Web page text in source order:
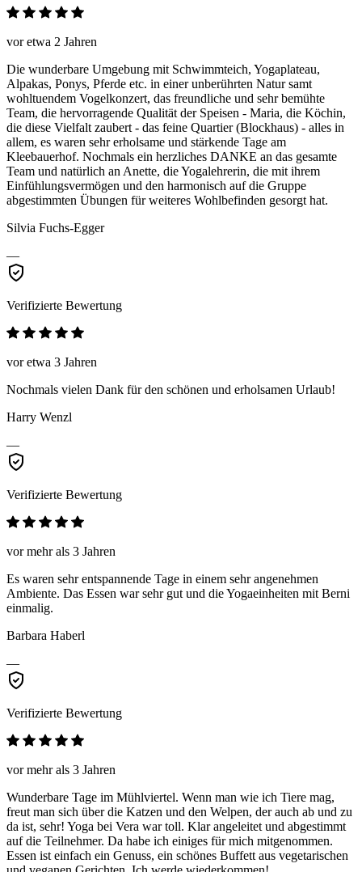
vor etwa 2 Jahren
Die wunderbare Umgebung mit Schwimmteich, Yogaplateau,
Alpakas, Ponys, Pferde etc. in einer unberührten Natur samt
wohltuendem Vogelkonzert, das freundliche und sehr bemühte
Team, die hervorragende Qualität der Speisen - Maria, die Köchin,
die diese Vielfalt zaubert - das feine Quartier (Blockhaus) - alles in
allem, es waren sehr erholsame und stärkende Tage am
Kleebauerhof. Nochmals ein herzliches DANKE an das gesamte
Team und natürlich an Anette, die Yogalehrerin, die mit ihrem
Einfühlungsvermögen und den harmonisch auf die Gruppe
abgestimmten Übungen für weiteres Wohlbefinden gesorgt hat.
Silvia Fuchs-Egger
—
Verifizierte Bewertung
vor etwa 3 Jahren
Nochmals vielen Dank für den schönen und erholsamen Urlaub!
Harry Wenzl
—
Verifizierte Bewertung
vor mehr als 3 Jahren
Es waren sehr entspannende Tage in einem sehr angenehmen
Ambiente. Das Essen war sehr gut und die Yogaeinheiten mit Berni
einmalig.
Barbara Haberl
—
Verifizierte Bewertung
vor mehr als 3 Jahren
Wunderbare Tage im Mühlviertel. Wenn man wie ich Tiere mag,
freut man sich über die Katzen und den Welpen, der auch ab und zu
da ist, sehr! Yoga bei Vera war toll. Klar angeleitet und abgestimmt
auf die Teilnehmer. Da habe ich einiges für mich mitgenommen.
Essen ist einfach ein Genuss, ein schönes Buffett aus vegetarischen